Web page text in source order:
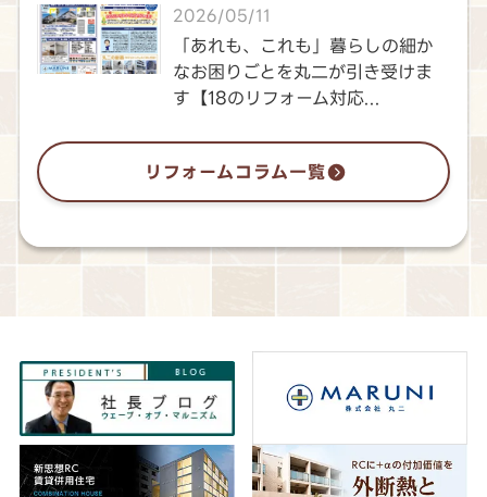
2026/05/11
「あれも、これも」暮らしの細か
なお困りごとを丸二が引き受けま
す【18のリフォーム対応...
リフォームコラム一覧